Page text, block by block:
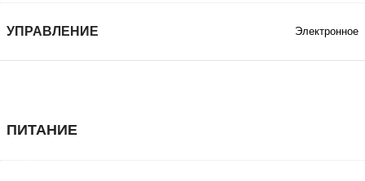
УПРАВЛЕНИЕ Электронное
ПИТАНИЕ